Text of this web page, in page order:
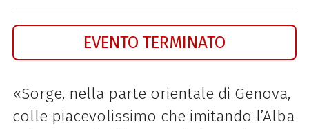
EVENTO TERMINATO
«Sorge, nella parte orientale di Genova,
colle piacevolissimo che imitando l’Alba